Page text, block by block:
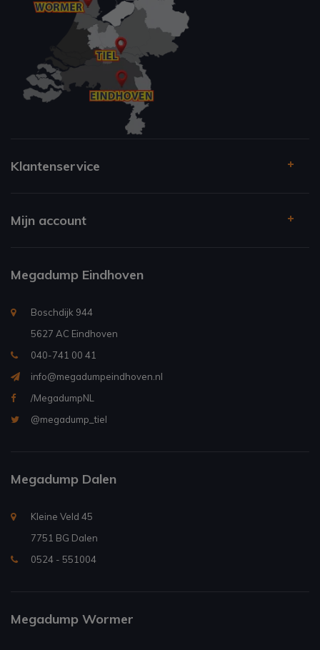
Klantenservice
Mijn account
Megadump Eindhoven
Boschdijk 944
5627 AC Eindhoven
040-741 00 41
info@megadumpeindhoven.nl
/MegadumpNL
@megadump_tiel
Megadump Dalen
Kleine Veld 45
7751 BG Dalen
0524 - 551004
Megadump Wormer